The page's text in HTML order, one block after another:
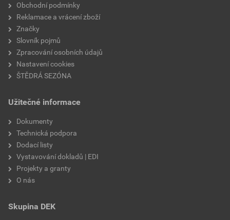
Obchodní podmínky
Reklamace a vrácení zboží
Značky
Slovník pojmů
Zpracování osobních údajů
Nastavení cookies
ŠTĚDRÁ SEZÓNA
Užitečné informace
Dokumenty
Technická podpora
Dodací listy
Vystavování dokladů | EDI
Projekty a granty
O nás
Skupina DEK